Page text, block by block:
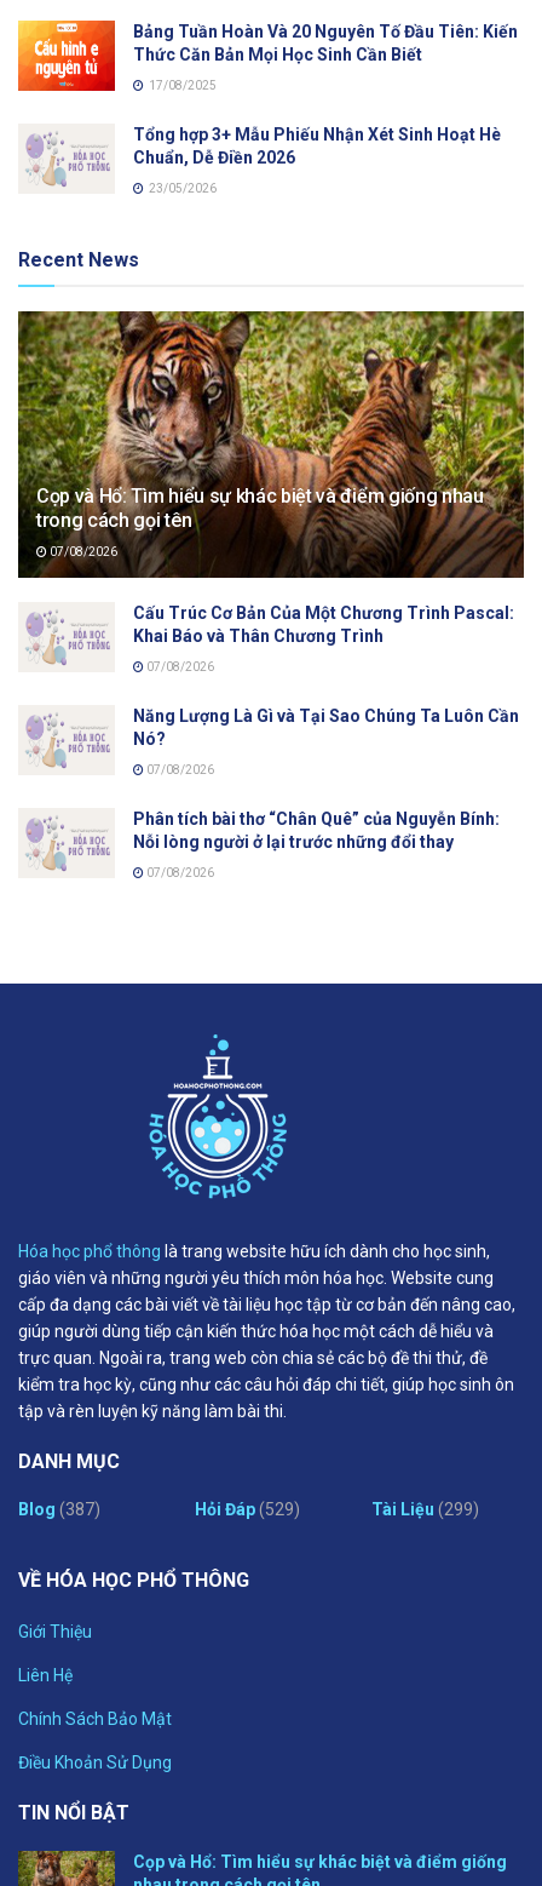
Bảng Tuần Hoàn Và 20 Nguyên Tố Đầu Tiên: Kiến
Thức Căn Bản Mọi Học Sinh Cần Biết
17/08/2025
Tổng hợp 3+ Mẫu Phiếu Nhận Xét Sinh Hoạt Hè
Chuẩn, Dễ Điền 2026
23/05/2026
Recent News
Cọp và Hổ: Tìm hiểu sự khác biệt và điểm giống nhau
trong cách gọi tên
07/08/2026
Cấu Trúc Cơ Bản Của Một Chương Trình Pascal:
Khai Báo và Thân Chương Trình
07/08/2026
Năng Lượng Là Gì và Tại Sao Chúng Ta Luôn Cần
Nó?
07/08/2026
Phân tích bài thơ “Chân Quê” của Nguyễn Bính:
Nỗi lòng người ở lại trước những đổi thay
07/08/2026
Hóa học phổ thông là trang website hữu ích dành cho học sinh,
giáo viên và những người yêu thích môn hóa học. Website cung
cấp đa dạng các bài viết về tài liệu học tập từ cơ bản đến nâng cao,
giúp người dùng tiếp cận kiến thức hóa học một cách dễ hiểu và
trực quan. Ngoài ra, trang web còn chia sẻ các bộ đề thi thử, đề
kiểm tra học kỳ, cũng như các câu hỏi đáp chi tiết, giúp học sinh ôn
tập và rèn luyện kỹ năng làm bài thi.
DANH MỤC
Blog (387) Hỏi Đáp(529) Tài Liệu (299)
VỀ HÓA HỌC PHỔ THÔNG
Giới Thiệu
Liên Hệ
Chính Sách Bảo Mật
Điều Khoản Sử Dụng
TIN NỔI BẬT
Cọp và Hổ: Tìm hiểu sự khác biệt và điểm giống